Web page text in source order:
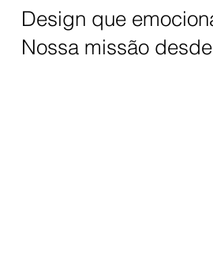
Design que
Nossa missão